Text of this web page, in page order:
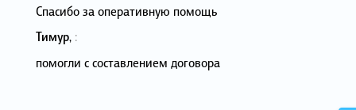
Спасибо за оперативную помощь
Тимур, :
помогли с составлением договора